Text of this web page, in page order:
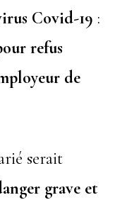
Covid-19 :
refus
de
serait
grave et